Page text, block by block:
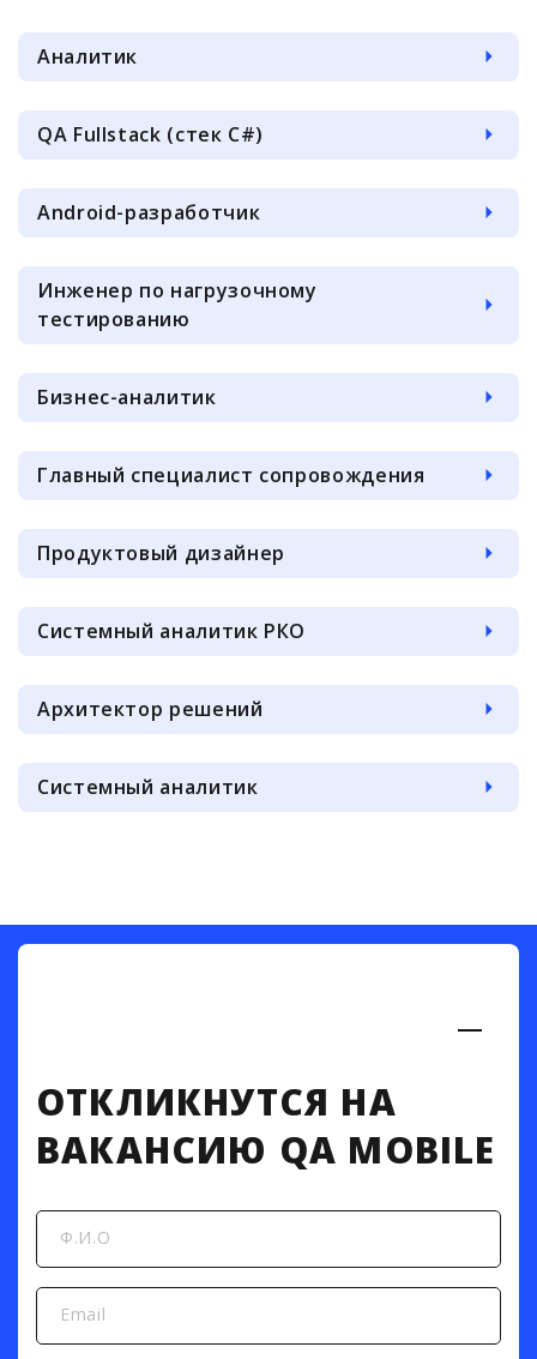
Аналитик
QA Fullstack (стек C#)
Android-разработчик
Инженер по нагрузочному
тестированию
Бизнес-аналитик
Главный специалист сопровождения
Продуктовый дизайнер
Системный аналитик РКО
Архитектор решений
Системный аналитик
ОТКЛИКНУТСЯ НА
ВАКАНСИЮ QA MOBILE
Ф.И.О
Email